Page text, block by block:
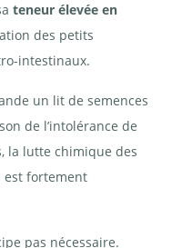
teneur élevée en
des petits
intestinaux.
un lit de semences
de l’intolérance de
la lutte chimique des
est fortement
pas nécessaire.